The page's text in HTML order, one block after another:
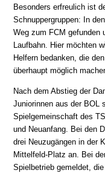
Besonders erfreulich ist
Schnuppergruppen: In
Weg zum FCM gefunden
Laufbahn. Hier möchten
Helfern bedanken, die
überhaupt möglich
Nach dem Abstieg der
Juniorinnen aus der BOL
Spielgemeinschaft des
und Neuanfang. Bei den
drei Neuzugängen in der
Mittelfeld-Platz an. Bei
Spielbetrieb gemeldet,